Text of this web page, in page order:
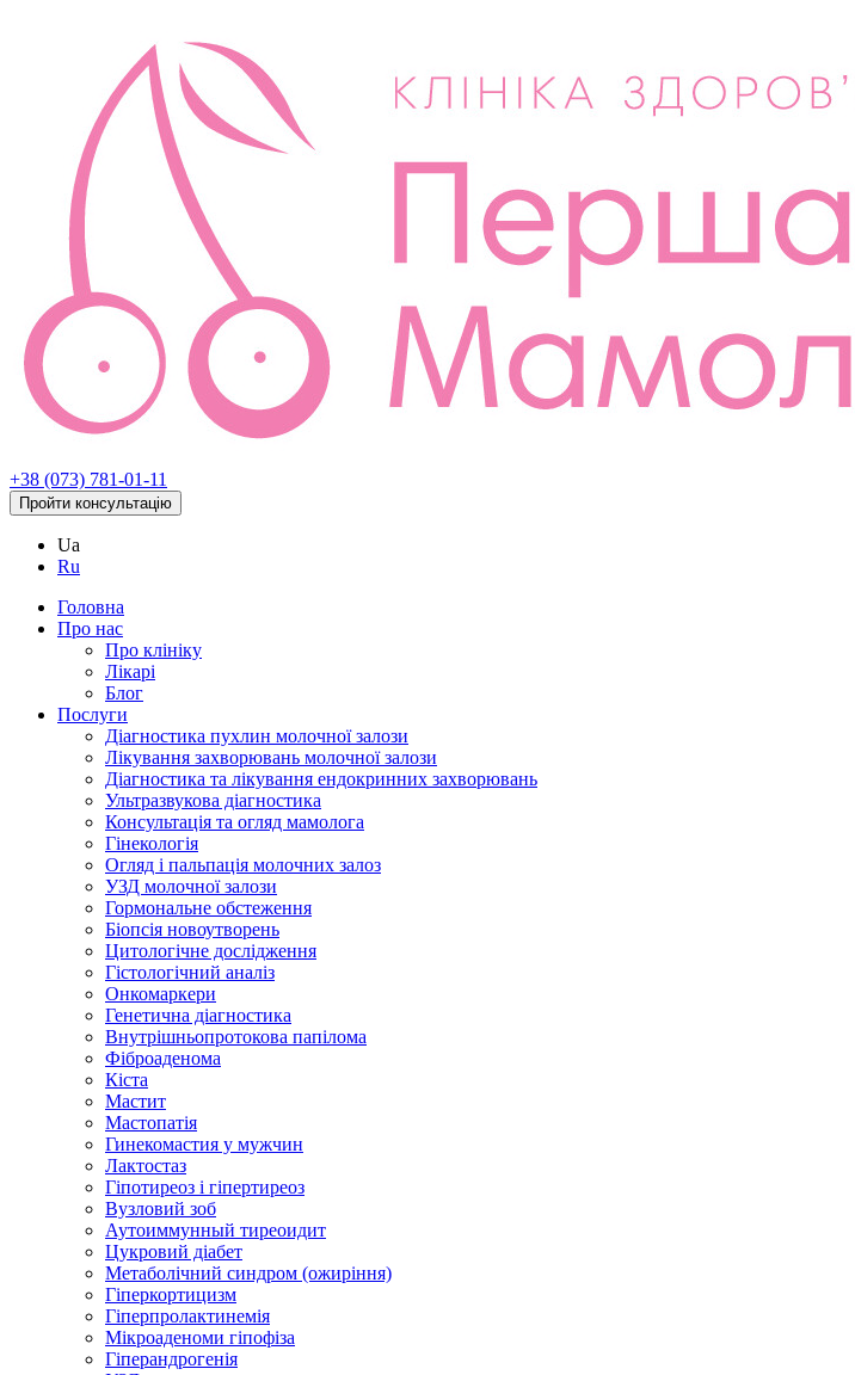
+38 (073) 781-01-11
Пройти консультацію
Ua
Ru
Головна
Про нас
Про клініку
Лікарі
Блог
Послуги
Діагностика пухлин молочної залози
Лікування захворювань молочної залози
Діагностика та лікування ендокринних захворювань
Ультразвукова діагностика
Консультація та огляд мамолога
Гінекологія
Огляд і пальпація молочних залоз
УЗД молочної залози
Гормональне обстеження
Біопсія новоутворень
Цитологічне дослідження
Гістологічний аналіз
Онкомаркери
Генетична діагностика
Внутрішньопротокова папілома
Фіброаденома
Кіста
Мастит
Мастопатія
Гинекомастия у мужчин
Лактостаз
Гіпотиреоз і гіпертиреоз
Вузловий зоб
Аутоиммунный тиреоидит
Цукровий діабет
Метаболічний синдром (ожиріння)
Гіперкортицизм
Гіперпролактинемія
Мікроаденоми гіпофіза
Гіперандрогенія